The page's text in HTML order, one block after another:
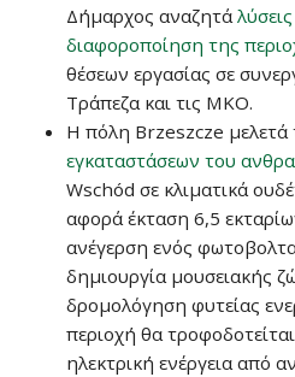
Δήμαρχος αναζητά
διαφοροποίηση της
θέσεων εργασίας σε
Τράπεζα και τις ΜΚΟ.
Η πόλη Brzeszcze μελετά
εγκαταστάσεων του
Wschód σε κλιματικά
αφορά έκταση 6,5
ανέγερση ενός
δημιουργία μουσειακής
δρομολόγηση φυτείας
περιοχή θα
ηλεκτρική ενέργεια από